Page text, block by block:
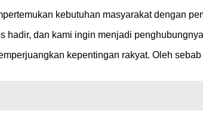
kebutuhan masyarakat dengan
dan kami ingin menjadi
kepentingan rakyat. Oleh